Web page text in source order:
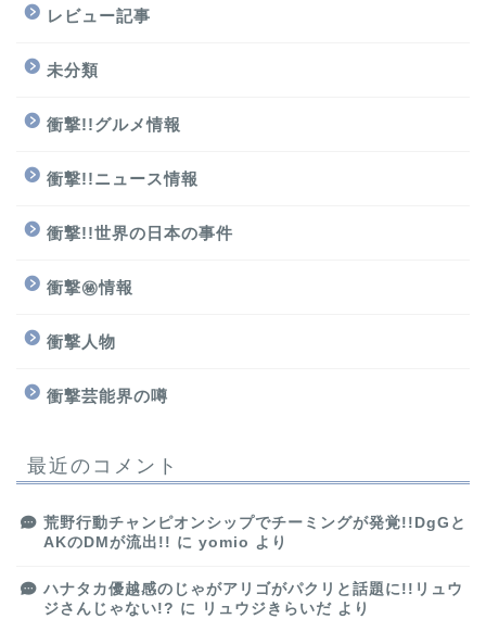
レビュー記事
未分類
衝撃!!グルメ情報
衝撃!!ニュース情報
衝撃!!世界の日本の事件
衝撃㊙情報
衝撃人物
衝撃芸能界の噂
最近のコメント
荒野行動チャンピオンシップでチーミングが発覚!!DgGと
AKのDMが流出!! に yomio より
ハナタカ優越感のじゃがアリゴがパクリと話題に!!リュウ
ジさんじゃない!? に リュウジきらいだ より